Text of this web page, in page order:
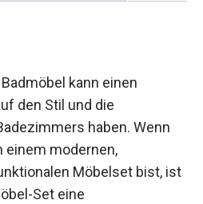
kann einen
den Stil und die
haben. Wenn
einem modernen,
Möbelset bist, ist
Set eine